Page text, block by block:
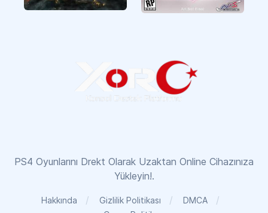
PS4 Oyunlarını Drekt Olarak Uzaktan Online Cihazınıza
Yükleyin!.
Hakkında Gizlilik Politikası
DMCA